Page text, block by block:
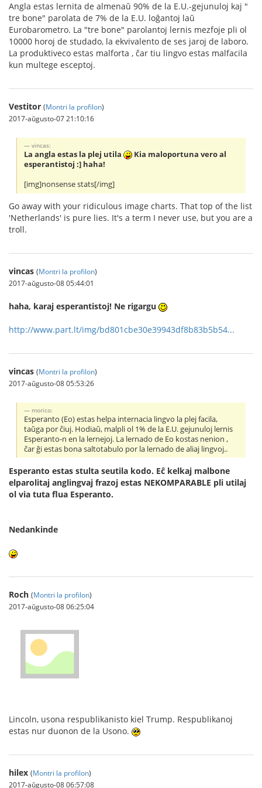
Angla estas lernita de almenaŭ 90% de la E.U.-gejunuloj kaj "
tre bone" parolata de 7% de la E.U. loĝantoj laŭ
Eurobarometro. La "tre bone" parolantoj lernis mezfoje pli ol
10000 horoj de studado, la ekvivalento de ses jaroj de laboro.
La produktiveco estas malforta , ĉar tiu lingvo estas malfacila
kun multege esceptoj.
Vestitor (Montri la profilon)
2017-aŭgusto-07 21:10:16
vincas:
La angla estas la plej utila
Kia maloportuna vero al
esperantistoj :] haha!
[img]nonsense stats[/img]
Go away with your ridiculous image charts. That top of the list
'Netherlands' is pure lies. It's a term I never use, but you are a
troll.
vincas (Montri la profilon)
2017-aŭgusto-08 05:44:01
haha, karaj esperantistoj! Ne rigargu
http://www.part.lt/img/bd801cbe30e39943df8b83b5b54...
vincas (Montri la profilon)
2017-aŭgusto-08 05:53:26
morico:
Esperanto (Eo) estas helpa internacia lingvo la plej facila,
taŭga por ĉiuj. Hodiaŭ, malpli ol 1% de la E.U. gejunuloj lernis
Esperanto-n en la lernejoj. La lernado de Eo kostas nenion ,
ĉar ĝi estas bona saltotabulo por la lernado de aliaj lingvoj..
Esperanto estas stulta seutila kodo. Eĉ kelkaj malbone
elparolitaj anglingvaj frazoj estas NEKOMPARABLE pli utilaj
ol via tuta flua Esperanto.
Nedankinde
Roch (Montri la profilon)
2017-aŭgusto-08 06:25:04
Lincoln, usona respublikanisto kiel Trump. Respublikanoj
estas nur duonon de la Usono.
hilex (Montri la profilon)
2017-aŭgusto-08 06:57:08